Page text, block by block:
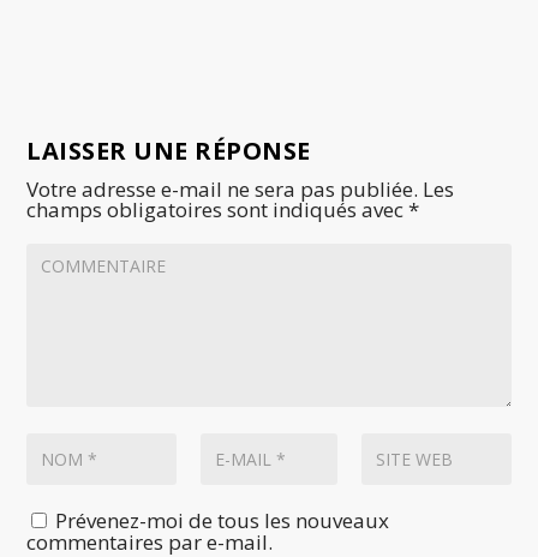
LAISSER UNE RÉPONSE
Votre adresse e-mail ne sera pas publiée. Les
champs obligatoires sont indiqués avec*
Prévenez-moi de tous les nouveaux
commentaires par e-mail.